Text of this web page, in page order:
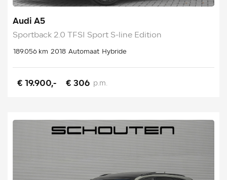
Audi A5
Sportback 2.0 TFSI Sport S-line Edition
189.056 km 2018 Automaat Hybride
€ 19.900,- € 306 p.m.